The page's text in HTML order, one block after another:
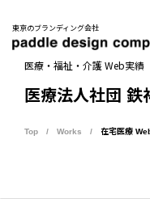
東京のブランディング会社
医療・福祉・介護 Web実績
医療法人社団 鉄
Top Works 在宅医療